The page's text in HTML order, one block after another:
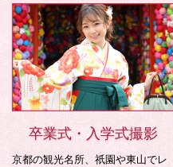
卒業式・入学式撮影
京都の観光名所、祇園や東山でレ